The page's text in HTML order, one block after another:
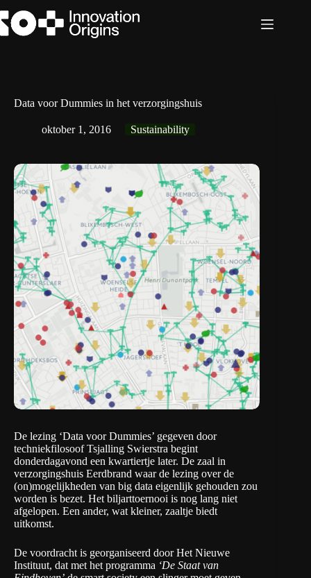
naar
de
Data voor Dummies in het verzorgingshuis
oktober 1, 2016 Sustainability
De lezing ‘Data voor Dummies’ gegeven door
techniekfilosoof Tsjalling Swierstra begint
donderdagavond een kwartiertje later. De zaal in
verzorgingshuis Eerdbrand waar de lezing over de
(on)mogelijkheden van big data eigenlijk gehouden zou
worden is bezet. Het biljarttoernooi is nog lang niet
afgelopen. Een ander, wat kleiner, zaaltje biedt
uitkomst.
De voordracht is georganiseerd doorHet Nieuwe
Instituut, dat met het programma ‘De Staat van